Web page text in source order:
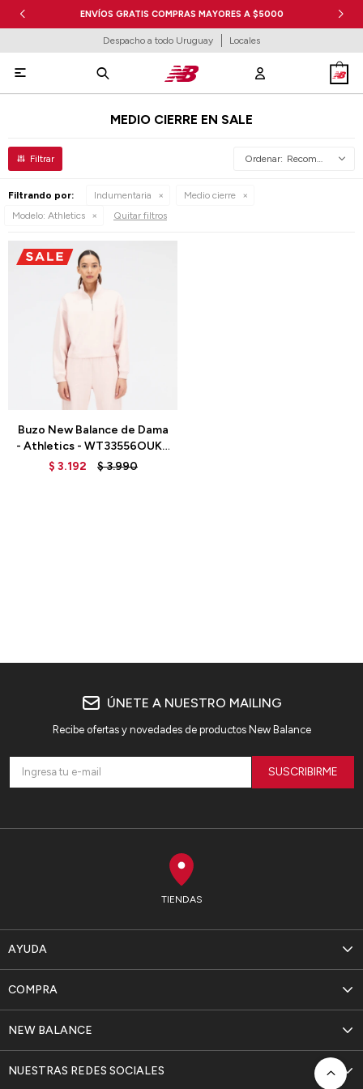
ENVÍOS GRATIS COMPRAS MAYORES A $5000
Despacho a todo Uruguay Locales

MEDIO CIERRE EN SALE
Recomendados
Filtrando por: Indumentaria
Medio cierre
Modelo: Athletics Quitar filtros
Buzo New Balance de Dama
- Athletics - WT33556OUK -
PINK
$ 3.192 $3.990
TIENDAS
AYUDA
NEW BALANCE
COMPRA
NUESTRAS REDES SOCIALES
ÚNETE A NUESTRO MAILING
Recibe ofertas y novedades de productos New Balance
SUSCRIBIRME